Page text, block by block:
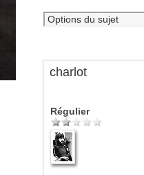
charlot
Régulier